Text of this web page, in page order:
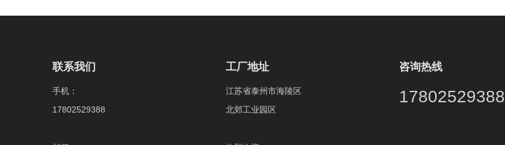
联系我们
手机：
17802529388
工厂地址
江苏省泰州市海陵区
北郊工业园区
咨询热线
17802529388